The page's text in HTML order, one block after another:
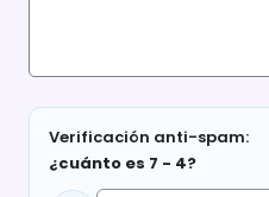
Verificación anti-spam:
¿cuánto es 7 - 4?